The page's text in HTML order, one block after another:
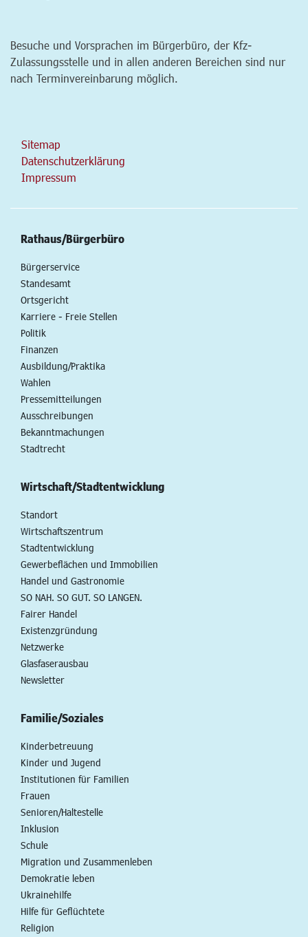
Besuche und Vorsprachen im Bürgerbüro, der Kfz-
Zulassungsstelle und in allen anderen Bereichen sind nur
nach Terminvereinbarung möglich.
Sitemap
Datenschutzerklärung
Impressum
Rathaus/Bürgerbüro
Bürgerservice
Standesamt
Ortsgericht
Karriere - Freie Stellen
Politik
Finanzen
Ausbildung/Praktika
Wahlen
Pressemitteilungen
Ausschreibungen
Bekanntmachungen
Stadtrecht
Wirtschaft/Stadtentwicklung
Standort
Wirtschaftszentrum
Stadtentwicklung
Gewerbeflächen und Immobilien
Handel und Gastronomie
SO NAH. SO GUT. SO LANGEN.
Fairer Handel
Existenzgründung
Netzwerke
Glasfaserausbau
Newsletter
Familie/Soziales
Kinderbetreuung
Kinder und Jugend
Institutionen für Familien
Frauen
Senioren/Haltestelle
Inklusion
Schule
Migration und Zusammenleben
Demokratie leben
Ukrainehilfe
Hilfe für Geflüchtete
Religion